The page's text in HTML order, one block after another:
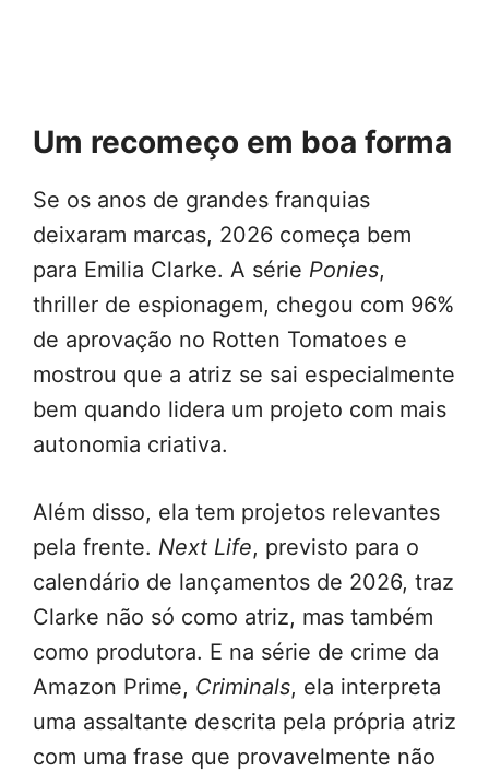
Um recomeço em boa forma
Se os anos de grandes franquias
deixaram marcas, 2026 começa bem
para Emilia Clarke. A série Ponies,
thriller de espionagem, chegou com 96%
de aprovação no Rotten Tomatoes e
mostrou que a atriz se sai especialmente
bem quando lidera um projeto com mais
autonomia criativa.
Além disso, ela tem projetos relevantes
pela frente. Next Life, previsto para o
calendário de lançamentos de 2026, traz
Clarke não só como atriz, mas também
como produtora. E na série de crime da
Amazon Prime, Criminals, ela interpreta
uma assaltante descrita pela própria atriz
com uma frase que provavelmente não